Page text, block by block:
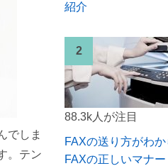
でしま
。テン
紹介
88.3k人が注目
FAXの送り方がわか
FAXの正しいマナ